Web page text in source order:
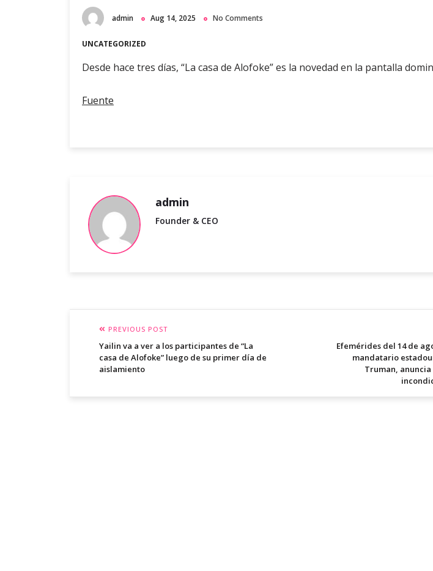
admin Aug 14, 2025 No Comments
UNCATEGORIZED
Desde hace tres días, “La casa de Alofoke” es la novedad en la pantalla
Fuente
admin
Founder & CEO
PREVIOUS POST
Yailin va a ver a los participantes de “La
casa de Alofoke” luego de su primer día de
aislamiento
Efemérides del 14 de
mandatario
Truman,